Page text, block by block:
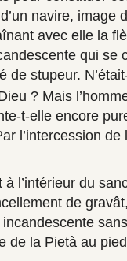
navire, image
avec elle la
qui se
de stupeur.
? Mais
t-elle encore
l’intercession
l’intérieur du
de
de la Pietà au